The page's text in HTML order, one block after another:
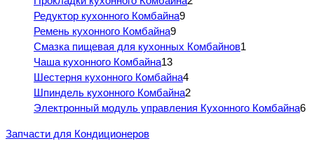
Редуктор кухонного Комбайна9
Ремень кухонного Комбайна9
Смазка пищевая для кухонных Комбайнов1
Чаша кухонного Комбайна13
Шестерня кухонного Комбайна4
Шпиндель кухонного Комбайна2
Электронный модуль управления Кухонного Комбайна6
Запчасти для Кондиционеров